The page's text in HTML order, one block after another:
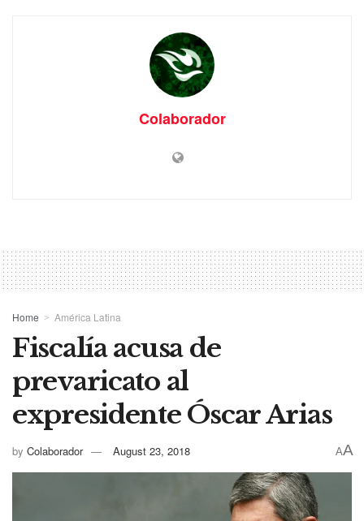
Colaborador
Home América Latina
Fiscalía acusa de
prevaricato al
expresidente Óscar Arias
by Colaborador August 23, 2018 AA